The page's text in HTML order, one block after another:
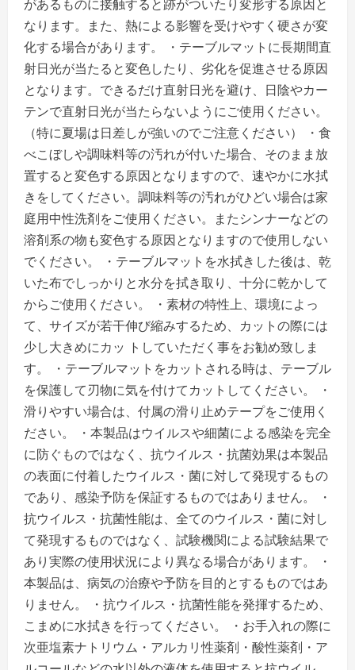
があるものに接触すると跡がついたり変形する原因と
なります。また、熱による影響を受けやすく硬さが変
化する場合があります。 ・テーブルマットに長期間直
射日光が当たると変色したり、劣化を促進させる原因
となります。できるだけ直射日光を避け、日陰やカー
テンで直射日光が当たらないようにご使用ください。
（特に夏場は日差しが強いのでご注意ください） ・食
べこぼしや調味料等の汚れが付いた場合、そのまま放
置すると変色する原因となりますので、速やかに水拭
きをしてください。調味料等の汚れがひどい場合は家
庭用中性洗剤をご使用ください。またシンナーなどの
溶剤系の物も変色する原因となりますので使用しない
でください。 ・テーブルマットを水拭きした後は、乾
いた布でしっかりと水分を拭き取り、十分に乾かして
からご使用ください。 ・素材の特性上、環境によっ
て、サイズが若干伸び縮みするため、カットの際には
少し大きめにカッ トしていただく事をお勧め致しま
す。 ・テーブルマットをカットされる時は、テーブル
を保護して刃物に気を付けてカットしてください。 ・
滑りやすい場合は、付属の滑り止めテープをご使用く
ださい。 ・本製品はウイルスや細菌による感染を完全
に防ぐものではなく、抗ウイルス・抗菌効果は本製品
の表面に付着したウイルス・菌に対して発現するもの
であり、感染予防を保証するものではありません。 ・
抗ウイルス・抗菌性能は、全てのウイルス・菌に対し
て発現するものではなく、試験機関による試験結果で
あり実際の使用状況により異なる場合があります。 ・
本製品は、病気の治療や予防を目的とするものではあ
りません。 ・抗ウイルス・抗菌性能を発揮するため、
こまめに水拭きを行ってください。 ・お手入れの際に
次亜塩素ナトリウム・アルカリ性薬剤・酸性薬剤・ア